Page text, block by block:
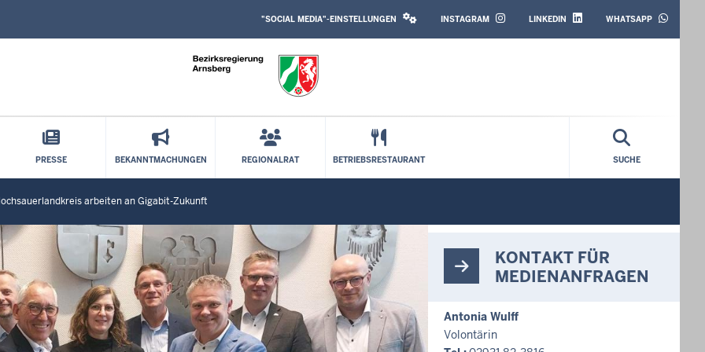
MEDIA
"SOCIAL MEDIA"-EINSTELLUNGEN
MEDIA
INSTAGRAM LINKEDIN WHATSAPP
PRESSE BEKANNTMACHUNGEN REGIONALRAT BETRIEBSRESTAURANT SUCHE
arbeiten an Gigabit-Zukunft
KONTAKT FÜR
MEDIENANFRAGEN
Antonia Wulff
Volontärin